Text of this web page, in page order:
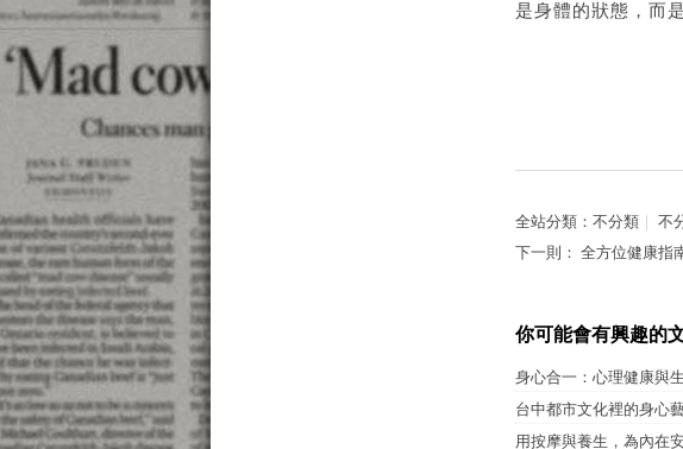
是身體的狀態，而
全站分類： 不分類 不
下一則： 全方位健康指
你可能會有興趣的
身心合一：心理健康與
台中都市文化裡的身心
用按摩與養生，為內在